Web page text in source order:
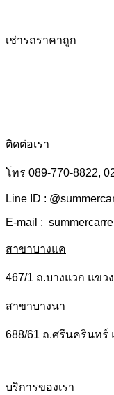
เช่ารถราคาถูก
ติดต่อเรา
โทร 089-770-8822,
Line ID :
E-mail :
สาขาบางแค
467/1 ถ.บางแวก แขว
สาขาบางนา
688/61 ถ.ศรีนครินทร์
บริการของเรา